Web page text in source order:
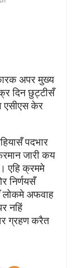
अपर मुख्य
दिन छुट्टीसँ
एसीएस केर
पदभार
जारी कय
एहि क्रममे
निर्णयसँ
लोकमे अफवाह
नहिं
ग्रहण करैत